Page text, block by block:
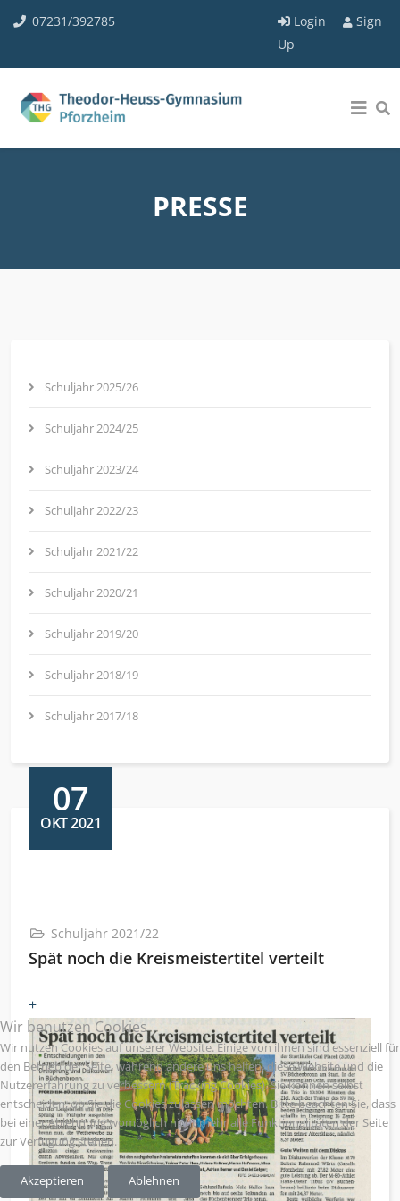
07231/392785 Login
Sign
Up
PRESSE
Schuljahr 2025/26
Schuljahr 2024/25
Schuljahr 2023/24
Schuljahr 2022/23
Schuljahr 2021/22
Schuljahr 2020/21
Schuljahr 2019/20
Schuljahr 2018/19
Schuljahr 2017/18
07
OKT 2021
Schuljahr 2021/22
Spät noch die Kreismeistertitel verteilt
+
Wir benutzen Cookies
Wir nutzen Cookies auf unserer Website. Einige von ihnen sind essenziell für
den Betrieb der Seite, während andere uns helfen, diese Website und die
Nutzererfahrung zu verbessern (Tracking Cookies). Sie können selbst
entscheiden, ob Sie die Cookies zulassen möchten. Bitte beachten Sie, dass
bei einer Ablehnung womöglich nicht mehr alle Funktionalitäten der Seite
zur Verfügung stehen.
Akzeptieren Ablehnen